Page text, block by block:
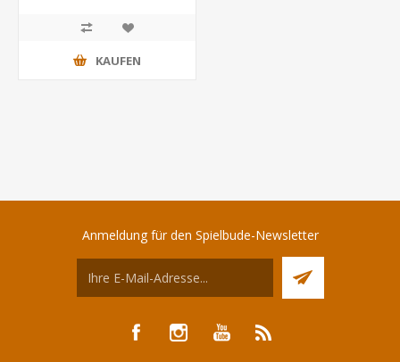
KAUFEN
Anmeldung für den Spielbude-Newsletter